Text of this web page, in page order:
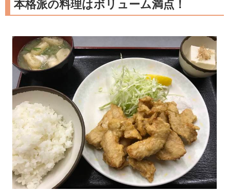
本格派の料理はボリューム満点！